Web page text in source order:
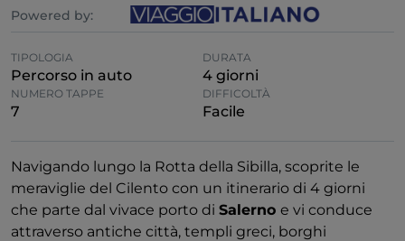
Powered by:
TIPOLOGIA
Percorso in auto
DURATA
4 giorni
NUMERO TAPPE
7
DIFFICOLTÀ
Facile
Navigando lungo la Rotta della Sibilla, scoprite le
meraviglie del Cilento con un itinerario di 4 giorni
che parte dal vivace porto di Salerno e vi conduce
attraverso antiche città, templi greci, borghi